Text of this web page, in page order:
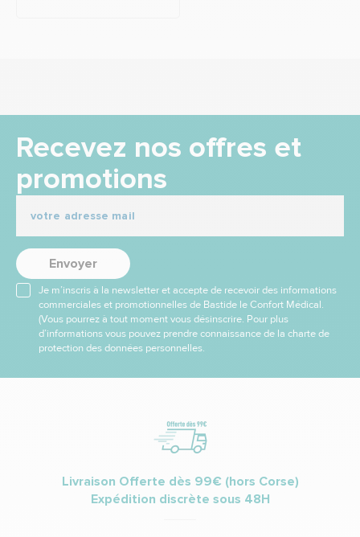
Recevez nos offres et
promotions
Envoyer
Je m’inscris à la newsletter et accepte de recevoir des informations
commerciales et promotionnelles de Bastide le Confort Médical.
(Vous pourrez à tout moment vous désinscrire. Pour plus
d’informations vous pouvez prendre connaissance de la charte de
protection des données personnelles.
Livraison Offerte dès 99€ (hors Corse)
Expédition discrète sous 48H